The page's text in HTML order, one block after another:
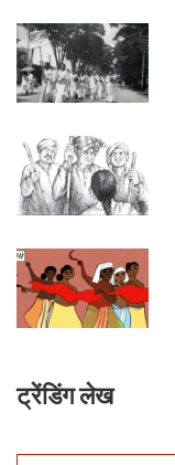
ट्रेंडिंग लेख